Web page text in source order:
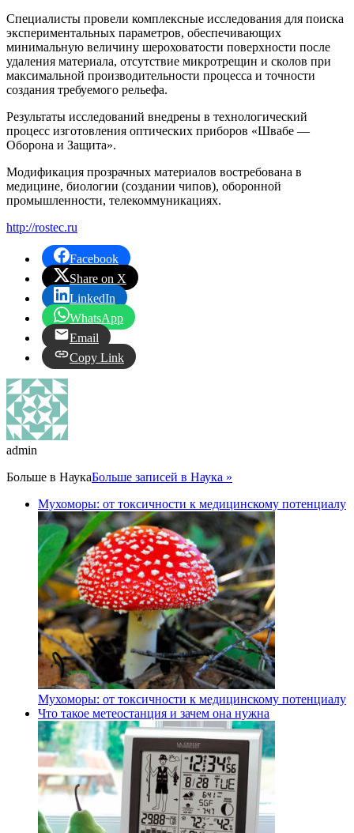
Специалисты провели комплексные исследования для поиска
экспериментальных параметров, обеспечивающих
минимальную величину шероховатости поверхности после
удаления материала, отсутствие микротрещин и сколов при
максимальной производительности процесса и точности
создания требуемого рельефа.
Результаты исследований внедрены в технологический
процесс изготовления оптических приборов «Швабе —
Оборона и Защита».
Модификация прозрачных материалов востребована в
медицине, биологии (создании чипов), оборонной
промышленности, телекоммуникациях.
http://rostec.ru
Facebook
Share on X
LinkedIn
WhatsApp
Email
Copy Link
admin
Больше в НаукаБольше записей в Наука »
Мухоморы: от токсичности к медицинскому потенциалу
Мухоморы: от токсичности к медицинскому потенциалу
Что такое метеостанция и зачем она нужна